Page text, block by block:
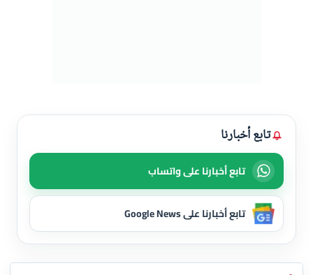
تابع أخبارنا
تابع أخبارنا على واتساب
تابع أخبارنا على Google News